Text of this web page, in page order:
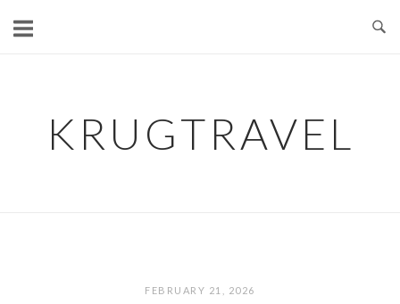
KRUGTRAVEL
FEBRUARY 21, 2026